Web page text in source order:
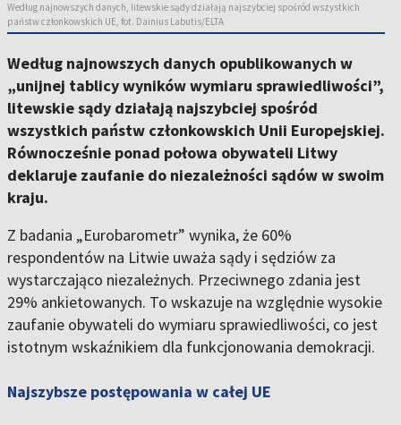
Według najnowszych danych, litewskie sądy działają najszybciej spośród wszystkich
państw członkowskich UE, fot. Dainius Labutis/ELTA
Według najnowszych danych opublikowanych w
„unijnej tablicy wyników wymiaru sprawiedliwości”,
litewskie sądy działają najszybciej spośród
wszystkich państw członkowskich Unii Europejskiej.
Równocześnie ponad połowa obywateli Litwy
deklaruje zaufanie do niezależności sądów w swoim
kraju.
Z badania „Eurobarometr” wynika, że 60%
respondentów na Litwie uważa sądy i sędziów za
wystarczająco niezależnych. Przeciwnego zdania jest
29% ankietowanych. To wskazuje na względnie wysokie
zaufanie obywateli do wymiaru sprawiedliwości, co jest
istotnym wskaźnikiem dla funkcjonowania demokracji.
Najszybsze postępowania w całej UE